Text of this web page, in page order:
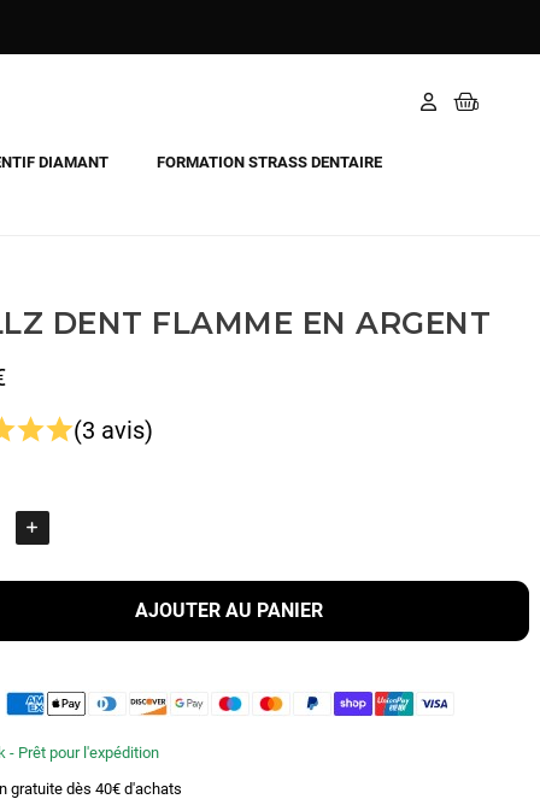
DIAMANT FORMATION STRASS DENTAIRE
DENT FLAMME EN ARGENT
(3 avis)
AJOUTER AU PANIER
- Prêt pour l'expédition
gratuite dès 40€ d'achats